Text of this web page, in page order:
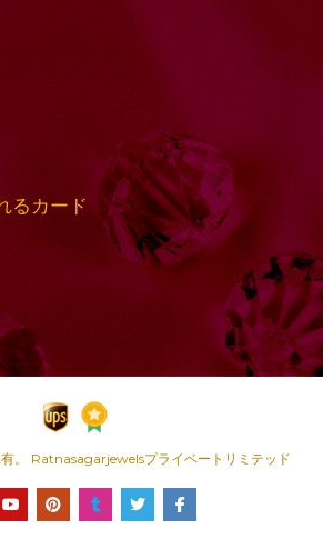
るカード
。 Ratnasagarjewelsプライベートリミテッド